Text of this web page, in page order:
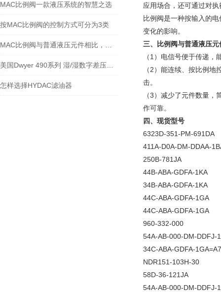
MAC比例阀一款液压系统的智慧之选
按MAC比例阀的控制方式可分为3类
怎样选择HYDAC滤油器
应用场合，还可通过对
比例阀是一种按输入的
变化的影响。
三、比例阀与普通液压
（1）电信号便于传递
（2）能连续、按比例
击。
（3）减少了元件数量
作可靠。
四、现货型号
6323D-351-PM-691DA
411A-D0A-DM-DDAA-
250B-781JA
44B-ABA-GDFA-1KA
34B-ABA-GDFA-1KA
44C-ABA-GDFA-1GA
44C-ABA-GDFA-1GA
960-332-000
54A-AB-000-DM-DDFJ-
34C-ABA-GDFA-
NDR151-103H-30
58D-36-121JA
54A-AB-000-DM-DDFJ-